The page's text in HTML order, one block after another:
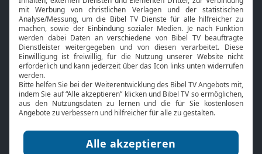
Bibelthek Online-Bibel
Nächster Gottesdienst
Bibel TV
Über uns
Jobs
Mediadaten
Service
Kontakt
TV-Empfang